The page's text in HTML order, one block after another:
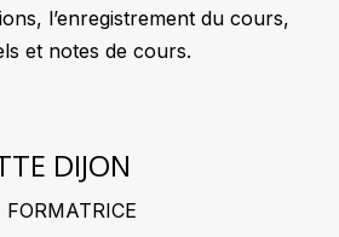
l’enregistrement du cours,
et notes de cours.
DIJON